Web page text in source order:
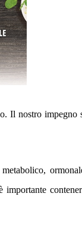
Il nostro impegno
importante